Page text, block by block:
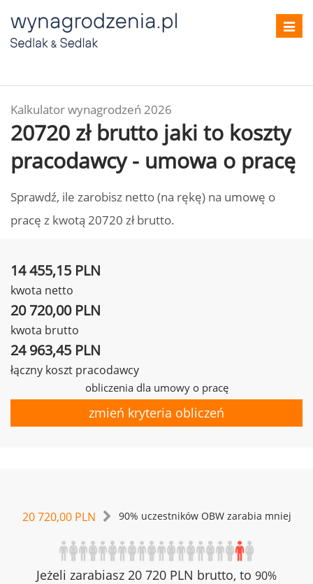
Kalkulator wynagrodzeń 2026
20720 zł brutto jaki to koszty
pracodawcy - umowa o pracę
Sprawdź, ile zarobisz netto (na rękę) na umowę o
pracę z kwotą 20720 zł brutto.
14 455,15 PLN
kwota netto
20 720,00 PLN
kwota brutto
24 963,45 PLN
łączny koszt pracodawcy
obliczenia dla umowy o pracę
zmień kryteria obliczeń
20 720,00 PLN 90% uczestników OBW zarabia mniej
Jeżeli zarabiasz 20 720 PLN brutto, to 90%